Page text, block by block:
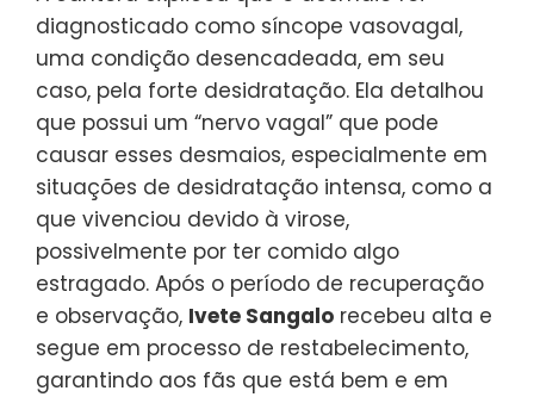
diagnosticado como síncope vasovagal,
uma condição desencadeada, em seu
caso, pela forte desidratação. Ela detalhou
que possui um “nervo vagal” que pode
causar esses desmaios, especialmente em
situações de desidratação intensa, como a
que vivenciou devido à virose,
possivelmente por ter comido algo
estragado. Após o período de recuperação
e observação, Ivete Sangalo recebeu alta e
segue em processo de restabelecimento,
garantindo aos fãs que está bem e em